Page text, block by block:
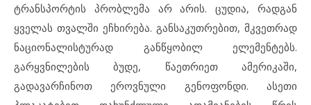
ტრანსპორტის პრობლემა არ არის. ცუდია, რადგან
ყველას თვალში ეჩხირება. განსაკუთრებით, მკვეთრად
ნაციონალისტურად განწყობილ ელემენტებს.
გარყვნილების ბუდე, წაეთრიეთ ამერიკაში,
გადავარჩინოთ ეროვნული გენოფონდი. ასეთი